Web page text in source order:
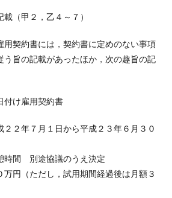
（甲２，乙４～７）
用契約書には，契約書に定めのない事項
う旨の記載があったほか，次の趣旨の記
け雇用契約書
２年７月１日から平成２３年６月３０
時間 別途協議のうえ決定
円（ただし，試用期間経過後は月額３